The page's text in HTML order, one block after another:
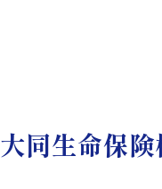
大同生命保